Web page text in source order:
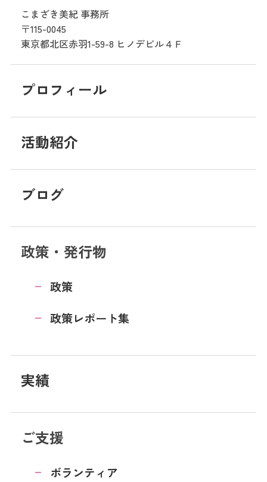
こまざき美紀 事務所
〒115-0045
東京都北区赤羽1-59-8 ヒノデビル４Ｆ
プロフィール
活動紹介
ブログ
政策・発行物
政策
政策レポート集
実績
ご支援
ボランティア